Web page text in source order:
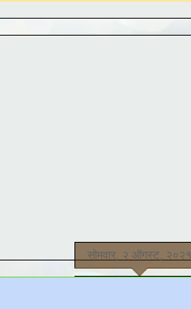
सोमवार, २ ऑगस्ट, २०२१